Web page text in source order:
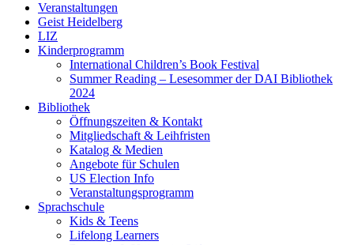
Veranstaltungen
Geist Heidelberg
LIZ
Kinderprogramm
International Children’s Book Festival
Summer Reading – Lesesommer der DAI Bibliothek
2024
Bibliothek
Öffnungszeiten & Kontakt
Mitgliedschaft & Leihfristen
Katalog & Medien
Angebote für Schulen
US Election Info
Veranstaltungsprogramm
Sprachschule
Kids & Teens
Lifelong Learners